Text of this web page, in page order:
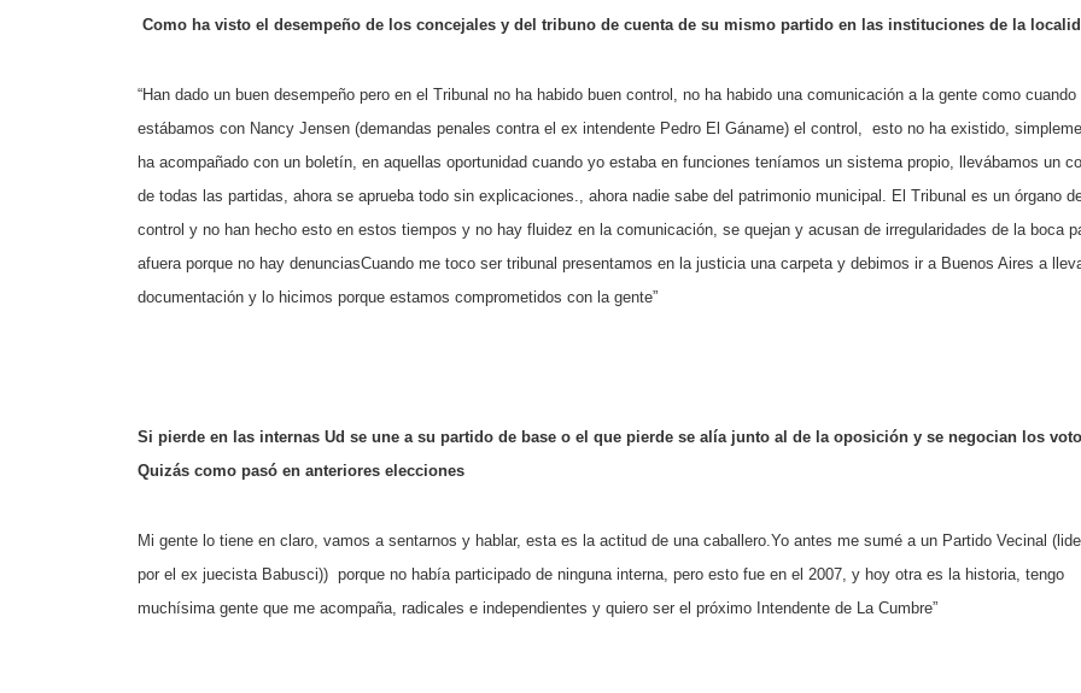
Como ha visto el desempeño de los concejales y del tribuno de cuenta de su mismo partido en las instituciones de la
“Han dado un buen desempeño pero en el Tribunal no ha habido buen control, no ha habido una comunicación a la gente como cuando
estábamos con Nancy Jensen (demandas penales contra el ex intendente Pedro El Gáname) el control,
esto no ha existido,
ha acompañado con un boletín, en aquellas oportunidad cuando yo estaba en funciones teníamos un sistema propio, llevábamos un
de todas las partidas, ahora se aprueba todo sin explicaciones., ahora nadie sabe del patrimonio municipal.
El Tribunal es un órgano
control y no han hecho esto en estos tiempos y no hay fluidez en la comunicación, se quejan y acusan de irregularidades de la boca
afuera porque no hay denunciasCuando me toco ser tribunal presentamos en la justicia una carpeta y debimos ir a Buenos Aires a
documentación y lo hicimos porque estamos comprometidos con la gente”
Si pierde en las internas Ud se une a su partido de base o el que pierde se alía junto al de la oposición y se negocian los
Quizás como pasó en anteriores elecciones
Mi gente lo tiene en claro, vamos a sentarnos y hablar, esta es la actitud de una caballero. Yo antes me sumé a un Partido Vecinal
por el ex juecista Babusci)) porque no había participado de ninguna interna, pero esto fue en el 2007, y hoy otra es la historia, tengo
muchísima gente que me acompaña, radicales e independientes y quiero ser el próximo Intendente de La Cumbre”